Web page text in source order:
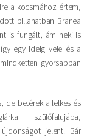
a kocsmához értem,
pillanatban Branea
is fungált, ám neki is
egy ideig vele és a
gyorsabban
de betérek a lelkes és
szülőfalujába,
jelent. Bár